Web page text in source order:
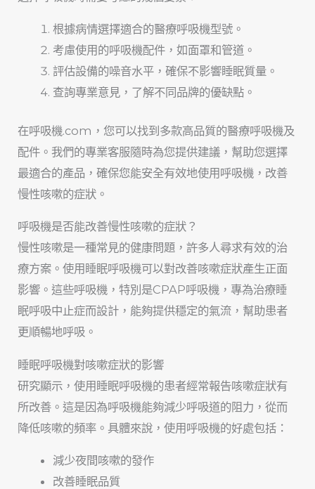
根據病情選擇適合的醫療呼吸機型號。
考慮使用的呼吸機配件，如面罩和管道。
評估設備的噪音水平，確保不影響睡眠質量。
查詢專業意見，了解不同品牌的優缺點。
在呼吸機.com，您可以找到多款高品質的醫療呼吸機及
配件。我們的專業客服隨時為您提供建議，幫助您選擇
最適合的產品，確保您能安全有效地使用呼吸機，改善
慢性咳嗽的症狀。
呼吸機是否能改善慢性咳嗽的症狀？
慢性咳嗽是一種常見的健康問題，許多人尋求有效的治
療方案。使用睡眠呼吸機可以對改善咳嗽症狀產生正面
影響。這些呼吸機，特別是CPAP呼吸機，專為治療睡
眠呼吸中止症而設計，能夠提供穩定的氣流，幫助患者
更順暢地呼吸。
睡眠呼吸機對咳嗽症狀的影響
研究顯示，使用睡眠呼吸機的患者經常報告咳嗽症狀有
所改善。這是因為呼吸機能夠減少呼吸道的阻力，從而
降低咳嗽的頻率。具體來說，使用呼吸機的好處包括：
減少夜間咳嗽的發作
改善睡眠品質